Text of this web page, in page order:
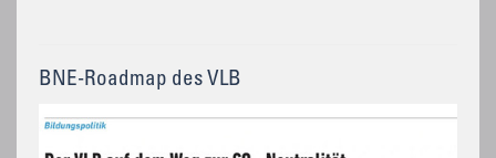
BNE-Roadmap des VLB